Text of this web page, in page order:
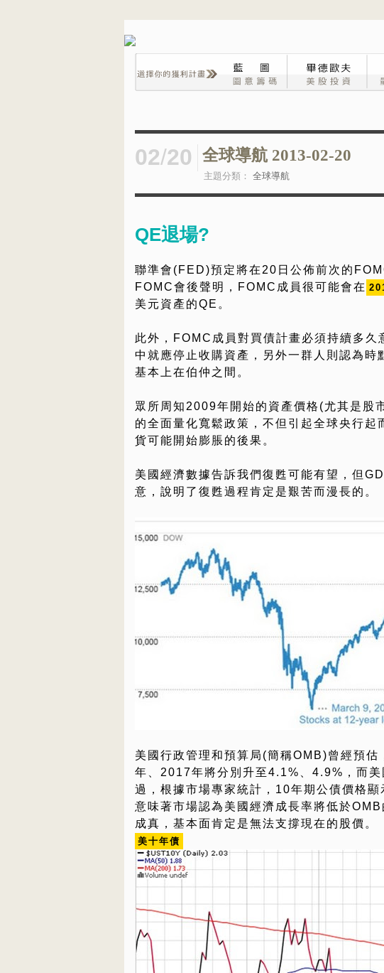
02/20 全球導航 2013-02-20
主題分類： 全球導航
QE退場?
聯準會(FED)預定將在20日公佈前次的
FOMC會後聲明，FOMC成員很可能會在
美元資產的QE。
此外，FOMC成員對買債計畫必須持續多
中就應停止收購資產，另外一群人則認為時
基本上在伯仲之間。
眾所周知2009年開始的資產價格(尤其是股
的全面量化寬鬆政策，不但引起全球央行起
貨可能開始膨脹的後果。
美國經濟數據告訴我們復甦可能有望，但
意，說明了復甦過程肯定是艱苦而漫長的。
美國行政管理和預算局(簡稱OMB)曾經預
年、2017年將分別升至4.1%、4.9%，而
過，根據市場專家統計，10年期公債價格顯
意味著市場認為美國經濟成長率將低於
成真，基本面肯定是無法支撐現在的股價。
美十年債